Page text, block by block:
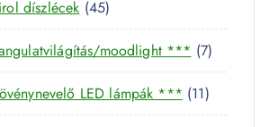
díszlécek 454
5
t
e
r
moodlight *** 77
t
e
r
LED lámpák *** 111
1